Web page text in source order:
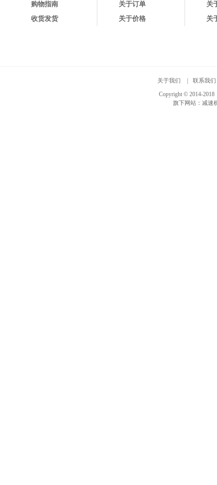
购物指南
收货发货
关于订单
关于价格
关
关
关于我们
联系我们
Copyright © 2014-
旗下网站： 减速